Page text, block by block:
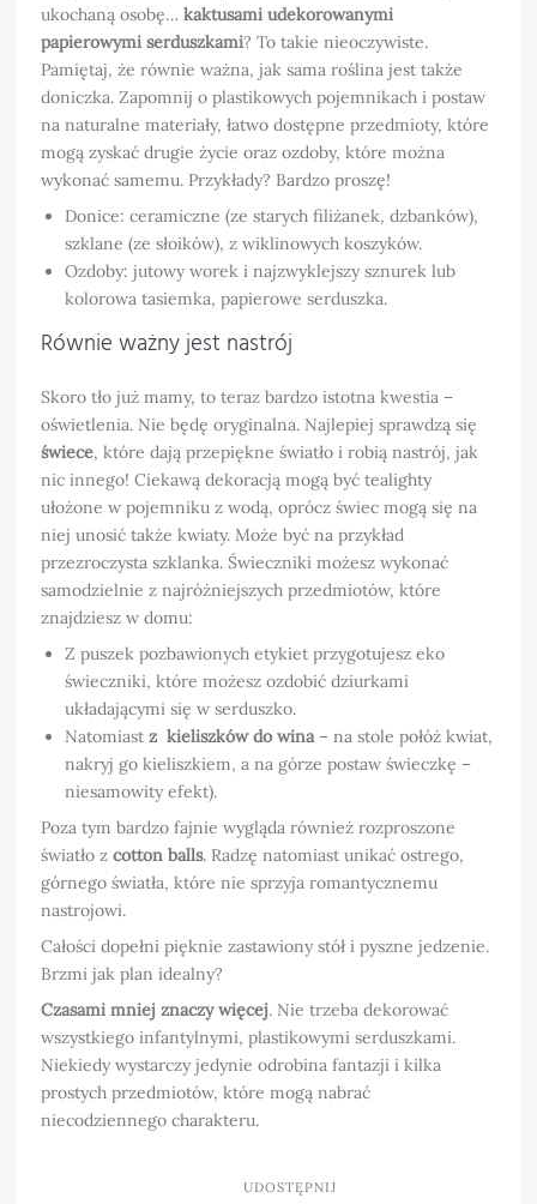
ukochaną osobę…kaktusami udekorowanymi
papierowymi serduszkami? To takie nieoczywiste.
Pamiętaj, że równie ważna, jak sama roślina jest także
doniczka. Zapomnij o plastikowych pojemnikach i postaw
na naturalne materiały, łatwo dostępne przedmioty, które
mogą zyskać drugie życie oraz ozdoby, które można
wykonać samemu. Przykłady? Bardzo proszę!
Donice: ceramiczne (ze starych filiżanek, dzbanków),
szklane (ze słoików), z wiklinowych koszyków.
Ozdoby: jutowy worek i najzwyklejszy sznurek lub
kolorowa tasiemka, papierowe serduszka.
Równie ważny jest nastrój
Skoro tło już mamy, to teraz bardzo istotna kwestia –
oświetlenia. Nie będę oryginalna. Najlepiej sprawdzą się
świece, które dają przepiękne światło i robią nastrój, jak
nic innego! Ciekawą dekoracją mogą być tealighty
ułożone w pojemniku z wodą, oprócz świec mogą się na
niej unosić także kwiaty. Może być na przykład
przezroczysta szklanka. Świeczniki możesz wykonać
samodzielnie z najróżniejszych przedmiotów, które
znajdziesz w domu:
Z puszek pozbawionych etykiet przygotujesz eko
świeczniki, które możesz ozdobić dziurkami
układającymi się w serduszko.
Natomiast z kieliszków do wina– na stole połóż kwiat,
nakryj go kieliszkiem, a na górze postaw świeczkę –
niesamowity efekt).
Poza tym bardzo fajnie wygląda również rozproszone
światło zcotton balls. Radzę natomiast unikać ostrego,
górnego światła, które nie sprzyja romantycznemu
nastrojowi.
Całości dopełni pięknie zastawiony stół i pyszne jedzenie.
Brzmi jak plan idealny?
Czasami mniej znaczy więcej. Nie trzeba dekorować
wszystkiego infantylnymi, plastikowymi serduszkami.
Niekiedy wystarczy jedynie odrobina fantazji i kilka
prostych przedmiotów, które mogą nabrać
niecodziennego charakteru.
UDOSTĘPNIJ